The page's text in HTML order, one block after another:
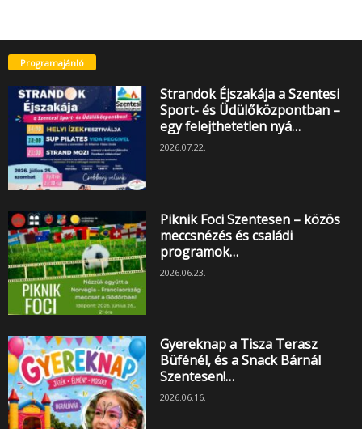
Programajánló
Strandok Éjszakája a Szentesi
Sport- és Üdülőközpontban –
egy felejthetetlen nyá…
2026.07.22.
Piknik Foci Szentesen – közös
meccsnézés és családi
programok…
2026.06.23.
Gyereknap a Tisza Terasz
Büfénél, és a Snack Bárnál
Szentesen!…
2026.06.16.